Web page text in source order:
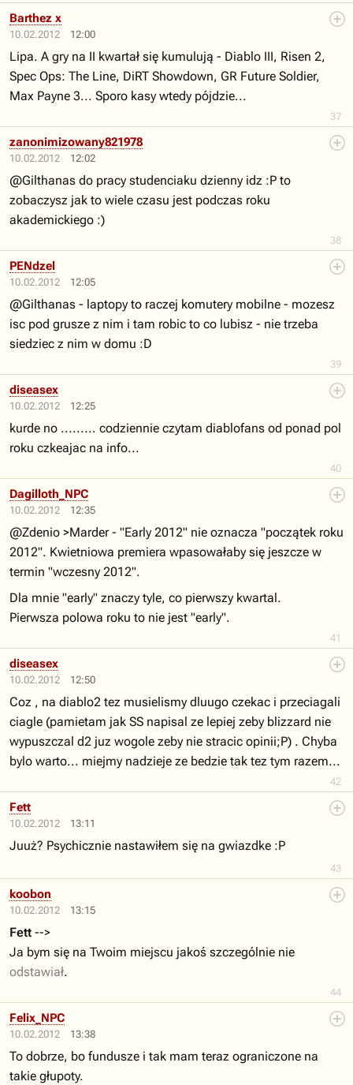
10.02.2012 12:00
37
Barthez x
Lipa. A gry na II kwartał się kumulują - Diablo III, Risen 2,
Spec Ops: The Line, DiRT Showdown, GR Future Soldier,
Max Payne 3... Sporo kasy wtedy pójdzie...
10.02.2012 12:02
38
zanonimizowany821978
@Gilthanas do pracy studenciaku dzienny idz :P to
zobaczysz jak to wiele czasu jest podczas roku
akademickiego :)
10.02.2012 12:05
39
PENdzel
@Gilthanas - laptopy to raczej komutery mobilne - mozesz
isc pod grusze z nim i tam robic to co lubisz - nie trzeba
siedziec z nim w domu :D
10.02.2012 12:25
40
diseasex
kurde no ......... codziennie czytam diablofans od ponad pol
roku czkeajac na info...
10.02.2012 12:35
41
Dagilloth_NPC
@Zdenio >Marder - "Early 2012" nie oznacza "początek roku
2012". Kwietniowa premiera wpasowałaby się jeszcze w
termin "wczesny 2012".
Dla mnie "early" znaczy tyle, co pierwszy kwartal.
Pierwsza polowa roku to nie jest "early".
10.02.2012 12:50
42
diseasex
Coz , na diablo2 tez musielismy dluugo czekac i przeciagali
ciagle (pamietam jak SS napisal ze lepiej zeby blizzard nie
wypuszczal d2 juz wogole zeby nie stracic opinii;P) . Chyba
bylo warto... miejmy nadzieje ze bedzie tak tez tym razem...
10.02.2012 13:11
43
Fett
Juuż? Psychicznie nastawiłem się na gwiazdke :P
10.02.2012 13:15
44
koobon
Fett -->
Ja bym się na Twoim miejscu jakoś szczególnie nie
odstawiał.
10.02.2012 13:38
Felix_NPC
To dobrze, bo fundusze i tak mam teraz ograniczone na
takie głupoty.